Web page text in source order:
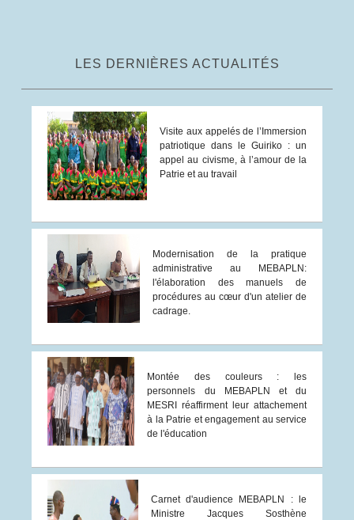
LES DERNIÈRES ACTUALITÉS
Visite aux appelés de l’Immersion
patriotique dans le Guiriko : un
appel au civisme, à l’amour de la
Patrie et au travail
Modernisation de la pratique
administrative au MEBAPLN:
l'élaboration des manuels de
procédures au cœur d'un atelier de
cadrage.
Montée des couleurs : les
personnels du MEBAPLN et du
MESRI réaffirment leur attachement
à la Patrie et engagement au service
de l'éducation
Carnet d'audience MEBAPLN : le
Ministre Jacques Sosthène